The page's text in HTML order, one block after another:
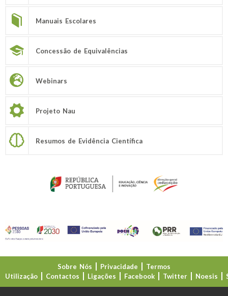
Manuais Escolares
Concessão de Equivalências
Webinars
Projeto Nau
Resumos de Evidência Científica
Sobre Nós Privacidade
Termos
Utilização
Contactos Ligações Facebook Twitter Noesis